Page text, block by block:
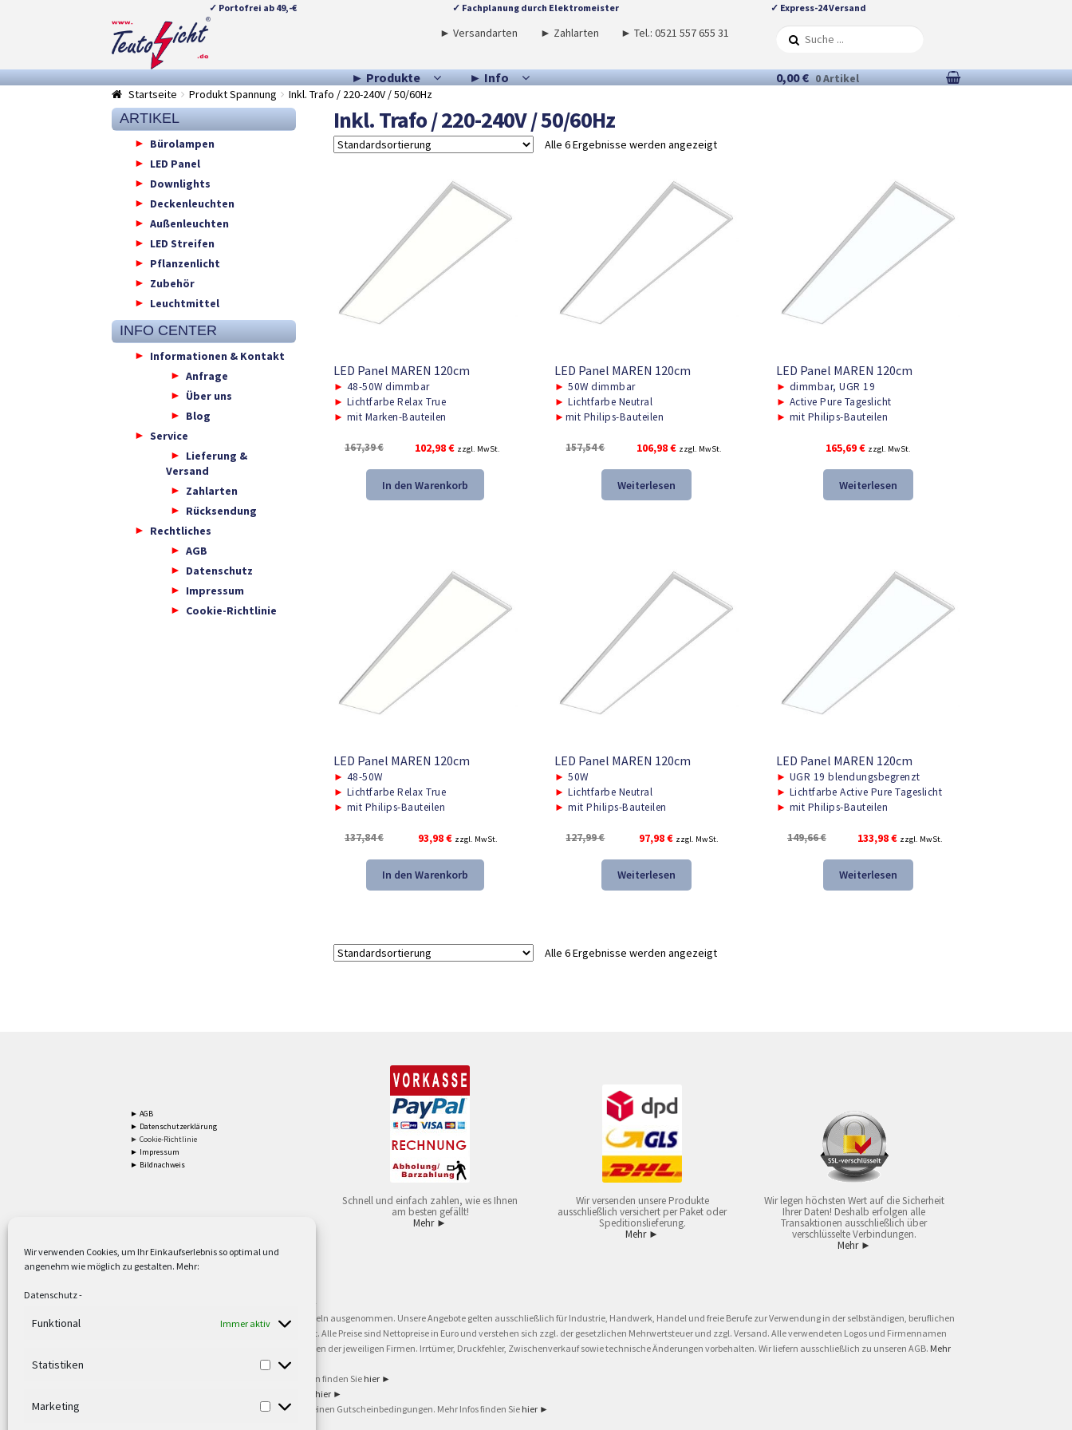
Wir verwenden Cookies, um Ihr Einkaufserlebnis so optimal und
angenehm wie möglich zu gestalten. Mehr:
Datenschutz-
Funktional Immer aktiv
Statistiken
Marketing
✓ Portofrei ab 49,-€ ✓ Fachplanung durch Elektromeister ✓ Express-24 Versand
Zur
Navigation
springen
Springe
zum
► Versandarten ► Zahlarten ► Tel.: 0521 557 655 31
► Produkte ► Info 0,00 € 0 Artikel
Startseite
Produkt Spannung Inkl. Trafo / 220-240V / 50/60Hz
Inkl. Trafo / 220-240V / 50/60Hz
Alle 6 Ergebnisse werden angezeigt
LED Panel MAREN 120cm
► 48-50W dimmbar
► Lichtfarbe Relax True
► mit Marken-Bauteilen
167,39€
Ursprünglicher
war:
167,39 €
102,98€Aktueller
ist:
102,98 €.
zzgl. MwSt.
In den Warenkorb
LED Panel MAREN 120cm
► 50W dimmbar
► Lichtfarbe Neutral
► mit Philips-Bauteilen
157,54€
Ursprünglicher
war:
157,54 €
106,98€Aktueller
106,98 €.
zzgl. MwSt.
Weiterlesen
LED Panel MAREN 120cm
► dimmbar, UGR 19
► Active Pure Tageslicht
► mit Philips-Bauteilen
165,69€ zzgl. MwSt.
Weiterlesen
LED Panel MAREN 120cm
► 48-50W
► Lichtfarbe Relax True
► mit Philips-Bauteilen
137,84€
Ursprünglicher
war:
137,84 €
93,98€Aktueller
ist:
93,98 €.
zzgl. MwSt.
In den Warenkorb
LED Panel MAREN 120cm
► 50W
► Lichtfarbe Neutral
► mit Philips-Bauteilen
127,99€
Ursprünglicher
war:
127,99 €
97,98€Aktueller
ist:
97,98 €.
zzgl. MwSt.
Weiterlesen
LED Panel MAREN 120cm
► UGR 19 blendungsbegrenzt
► Lichtfarbe Active Pure Tageslicht
► mit Philips-Bauteilen
149,66€
Ursprünglicher
war:
149,66 €
133,98€Aktueller
133,98 €.
zzgl. MwSt.
Weiterlesen
Alle 6 Ergebnisse werden angezeigt
ARTIKEL
Bürolampen
LED Panel
Downlights
Deckenleuchten
Außenleuchten
LED Streifen
Pflanzenlicht
Zubehör
Leuchtmittel
INFO CENTER
Informationen & Kontakt
Anfrage
Über uns
Blog
Service
Lieferung &
Versand
Zahlarten
Rücksendung
Rechtliches
AGB
Datenschutz
Impressum
Cookie-Richtlinie
► AGB
► Datenschutzerklärung
► Cookie-Richtlinie
► Impressum
► Bildnachweis
Schnell und einfach zahlen, wie es Ihnen
am besten gefällt!
Mehr ►
Wir versenden unsere Produkte
ausschließlich versichert per Paket oder
Speditionslieferung.
Mehr ►
Wir legen höchsten Wert auf die Sicherheit
Ihrer Daten! Deshalb erfolgen alle
Transaktionen ausschließlich über
verschlüsselte Verbindungen.
Mehr ►
Versandkostenfrei ab 59,90 € Nettowarenwert. Inseln ausgenommen. Unsere Angebote gelten ausschließlich für Industrie, Handwerk, Handel und freie Berufe zur Verwendung in der selbständigen, beruflichen
oder gewerblichen Tätigkeit. Kein Verkauf an privat. Alle Preise sind Nettopreise in Euro und verstehen sich zzgl. der gesetzlichen Mehrwertsteuer und zzgl. Versand. Alle verwendeten Logos und Firmennamen
sind Warenzeichen oder eingetragene Warenzeichen der jeweiligen Firmen. Irrtümer, Druckfehler, Zwischenverkauf sowie technische Änderungen vorbehalten. Wir liefern ausschließlich zu unseren AGB. Mehr
Weitere Informationen und Zahlungsbedingungen finden Sie hier ►
hier ►
Ab 79,- Nettowarenwert. Es gelten unsere allgemeinen Gutscheinbedingungen. Mehr Infos finden Sie hier ►